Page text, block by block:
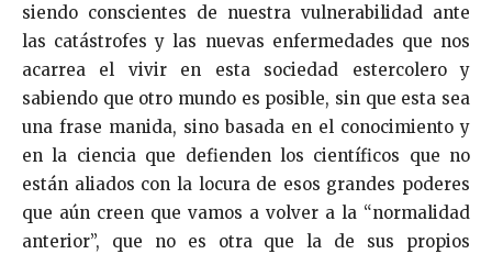
siendo conscientes de nuestra vulnerabilidad ante
las catástrofes y las nuevas enfermedades que nos
acarrea el vivir en esta sociedad estercolero y
sabiendo que otro mundo es posible, sin que esta sea
una frase manida, sino basada en el conocimiento y
en la ciencia que defienden los científicos que no
están aliados con la locura de esos grandes poderes
que aún creen que vamos a volver a la “normalidad
anterior”, que no es otra que la de sus propios